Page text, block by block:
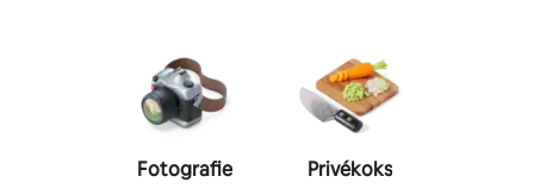
Fotografie Privékoks